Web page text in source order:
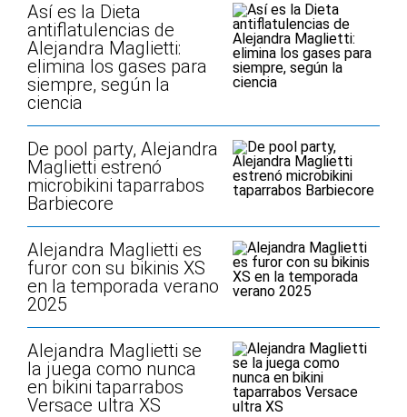
Así es la Dieta
antiflatulencias de
Alejandra Maglietti:
elimina los gases para
siempre, según la
ciencia
De pool party, Alejandra
Maglietti estrenó
microbikini taparrabos
Barbiecore
Alejandra Maglietti es
furor con su bikinis XS
en la temporada verano
2025
Alejandra Maglietti se
la juega como nunca
en bikini taparrabos
Versace ultra XS